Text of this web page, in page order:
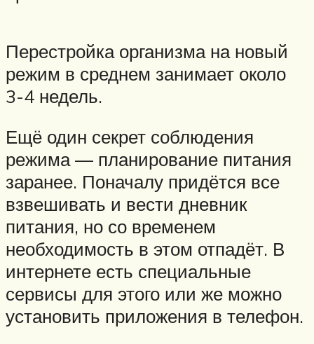
Перестройка организма на новый
режим в среднем занимает около
3-4 недель.
Ещё один секрет соблюдения
режима — планирование питания
заранее. Поначалу придётся все
взвешивать и вести дневник
питания, но со временем
необходимость в этом отпадёт. В
интернете есть специальные
сервисы для этого или же можно
установить приложения в телефон.